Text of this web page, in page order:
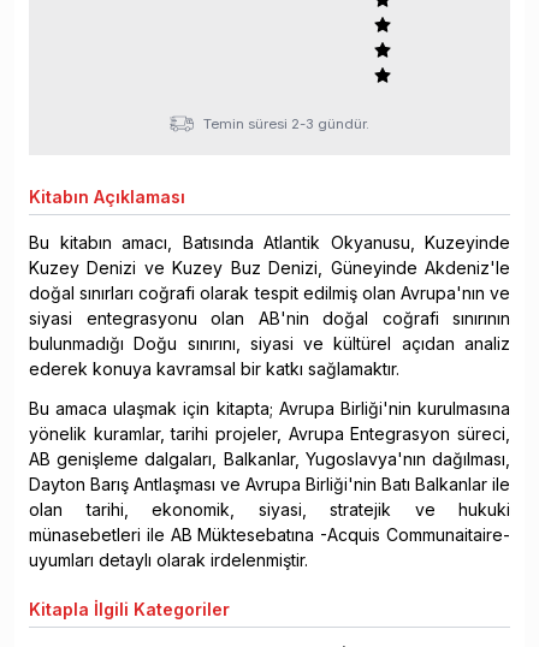
Temin süresi 2-3 gündür.
Kitabın Açıklaması
Bu kitabın amacı, Batısında Atlantik Okyanusu, Kuzeyinde
Kuzey Denizi ve Kuzey Buz Denizi, Güneyinde Akdeniz'le
doğal sınırları coğrafi olarak tespit edilmiş olan Avrupa'nın ve
siyasi entegrasyonu olan AB'nin doğal coğrafi sınırının
bulunmadığı Doğu sınırını, siyasi ve kültürel açıdan analiz
ederek konuya kavramsal bir katkı sağlamaktır.
Bu amaca ulaşmak için kitapta; Avrupa Birliği'nin kurulmasına
yönelik kuramlar, tarihi projeler, Avrupa Entegrasyon süreci,
AB genişleme dalgaları, Balkanlar, Yugoslavya'nın dağılması,
Dayton Barış Antlaşması ve Avrupa Birliği'nin Batı Balkanlar ile
olan tarihi, ekonomik, siyasi, stratejik ve hukuki
münasebetleri ile AB Müktesebatına -Acquis Communaitaire-
uyumları detaylı olarak irdelenmiştir.
Kitapla İlgili Kategoriler